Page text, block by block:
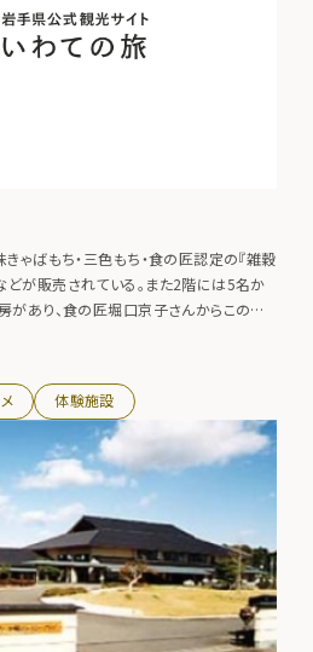
きゃばもち・三色もち・食の匠認定の『雑穀
が販売されている。また2階には5名か
があり、食の匠堀口京子さんからこの地
体験施設